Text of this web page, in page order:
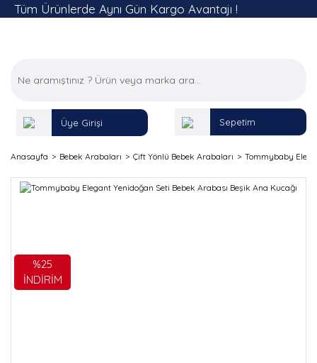
Tüm Ürünlerde Aynı Gün Kargo Avantajı !
Üye Girişi Sepetim
Anasayfa Bebek Arabaları Çift Yönlü Bebek Arabaları Tommybaby
%25
İNDİRİM